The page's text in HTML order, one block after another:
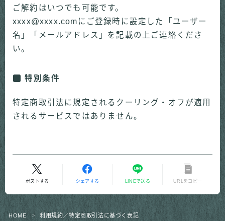
Follow Me
ご解約はいつでも可能です。
xxxx@xxxx.comにご登録時に設定した「ユーザー
名」「メールアドレス」を記載の上ご連絡くださ
い。
特別条件
特定商取引法に規定されるクーリング・オフが適用
されるサービスではありません。
ポストする シェアする LINEで送る URLをコピー
HOME ＞ 利用規約／特定商取引法に基づく表記